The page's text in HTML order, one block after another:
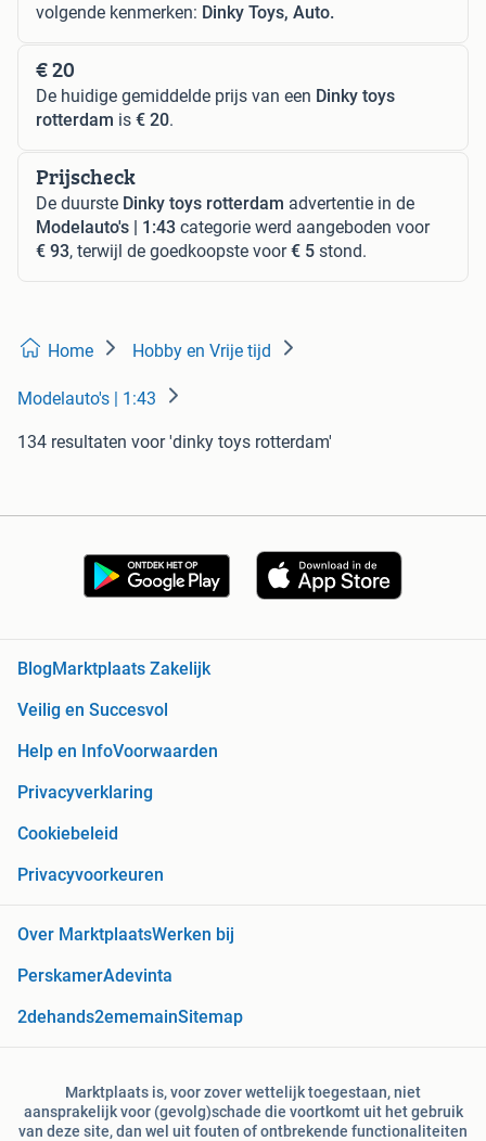
volgende kenmerken: Dinky Toys, Auto.
€ 20
De huidige gemiddelde prijs van een Dinky toys
rotterdam is € 20.
Prijscheck
De duurste Dinky toys rotterdam advertentie in de
Modelauto's | 1:43 categorie werd aangeboden voor
€ 93, terwijl de goedkoopste voor€ 5 stond.
Home Hobby en Vrije tijd
Modelauto's | 1:43
134 resultaten voor 'dinky toys rotterdam'
BlogMarktplaats Zakelijk
Veilig en Succesvol
Help en InfoVoorwaarden
Privacyverklaring
Cookiebeleid
Privacyvoorkeuren
Over MarktplaatsWerken bij
PerskamerAdevinta
2dehands2ememainSitemap
Marktplaats is, voor zover wettelijk toegestaan, niet
aansprakelijk voor (gevolg)schade die voortkomt uit het gebruik
van deze site, dan wel uit fouten of ontbrekende functionaliteiten